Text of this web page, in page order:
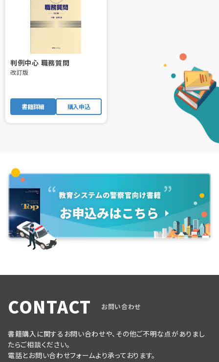
判例中心 職務質問
改訂版
書籍詳細 購入申込
CONTACT お問い合わせ
書籍購入に関するお問い合わせや、その他ご不明な点がありまし
たらご相談ください。
電話とお問い合わせフォームより承っております。